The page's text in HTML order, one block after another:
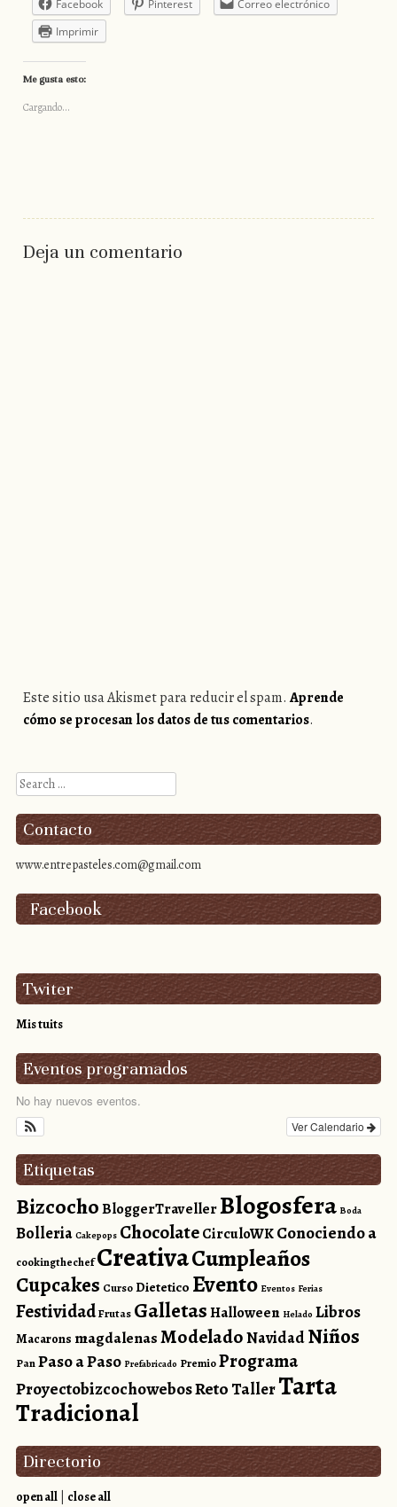
Facebook Pinterest
Correo electrónico
Imprimir
Me gusta esto:
Cargando...
Deja un comentario
Este sitio usa Akismet para reducir el spam.Aprende
cómo se procesan los datos de tus comentarios.
Search
Contacto
www.entrepasteles.com@gmail.com
Facebook
Twiter
Mis tuits
Eventos programados
No hay nuevos eventos.
Ver Calendario
Etiquetas
BizcochoBloggerTravellerBlogosfera Boda
Bolleria Cakepops ChocolateCirculoWKConociendo a
cookingthechef CreativaCumpleaños
Cupcakes CursoDietetico Evento Eventos Ferias
FestividadFrutas GalletasHalloween Helado Libros
Macarons magdalenasModeladoNavidadNiños
PanPaso a Paso Prefabricado PremioPrograma
ProyectobizcochowebosReto TallerTarta
Tradicional
Directorio
open all| close all